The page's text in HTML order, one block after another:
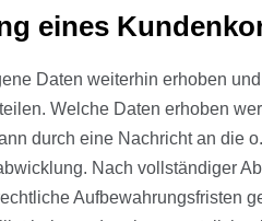
eines
Daten weiterhin erhoben
Welche Daten erhoben
durch eine Nachricht an die
Nach vollständiger
Aufbewahrungsfristen